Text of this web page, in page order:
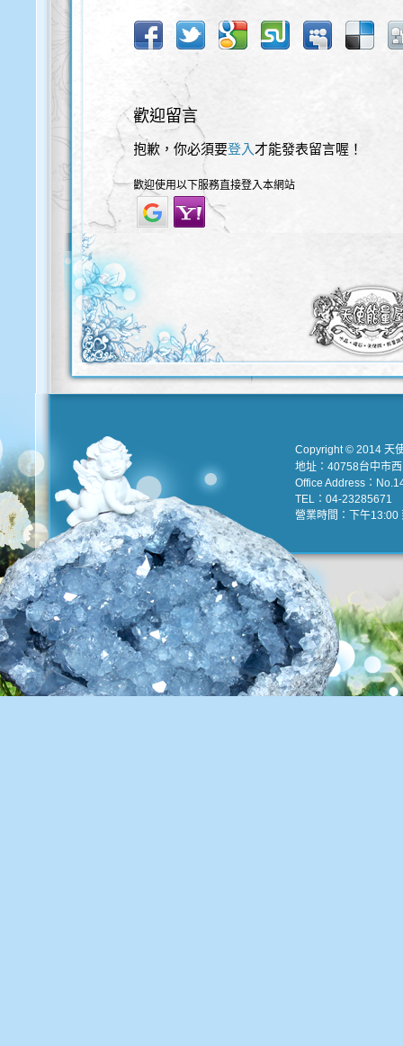
歡迎留言
抱歉，你必須要登入 才能發表留言喔！
歡迎使用以下服務直接登入本網站
Copyright © 2014 天
地址：40758台中市
Office Address：
TEL：04-23285671
營業時間：下午13:00